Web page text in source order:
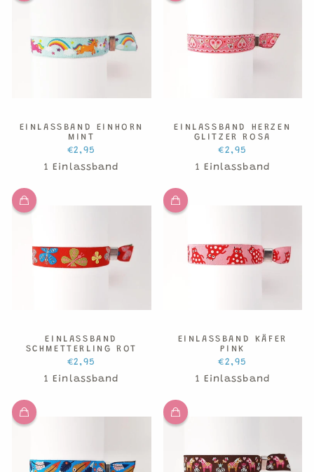
EINLASSBAND EINHORN
MINT
€2,95
1 Einlassband
EINLASSBAND HERZEN
GLITZER ROSA
€2,95
1 Einlassband
EINLASSBAND
SCHMETTERLING ROT
€2,95
1 Einlassband
EINLASSBAND KÄFER
PINK
€2,95
1 Einlassband